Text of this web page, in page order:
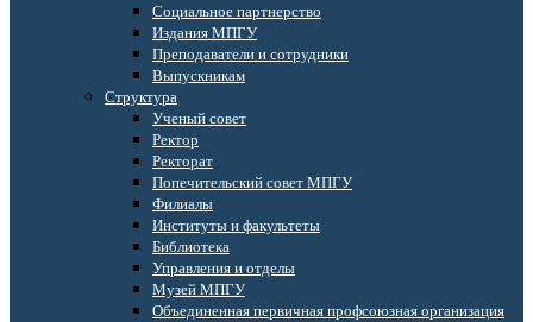
Социальное партнерство
Издания МПГУ
Преподаватели и сотрудники
Выпускникам
Структура
Ученый совет
Ректор
Ректорат
Попечительский совет МПГУ
Филиалы
Институты и факультеты
Библиотека
Управления и отделы
Музей МПГУ
Объединенная первичная профсоюзная организация